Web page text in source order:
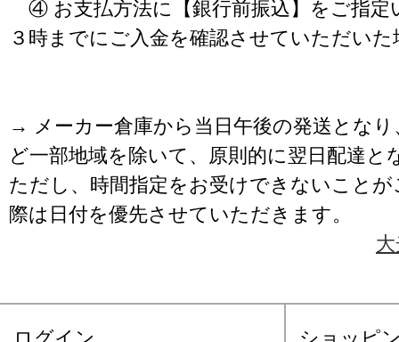
④ お支払方法に【銀行前振込】をご指定
３時までにご入金を確認させていただいた
→ メーカー倉庫から当日午後の発送となり
ど一部地域を除いて、原則的に翌日配達と
ただし、時間指定をお受けできないこと
際は日付を優先させていただきます。